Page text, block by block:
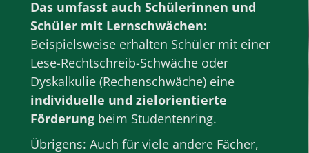
Das umfasst auch Schülerinnen und
Schüler mit Lernschwächen:
Beispielsweise erhalten Schüler mit einer
Lese-Rechtschreib-Schwäche oder
Dyskalkulie (Rechenschwäche) eine
individuelle und zielorientierte
Förderung beim Studentenring.
Übrigens: Auch für viele andere Fächer,